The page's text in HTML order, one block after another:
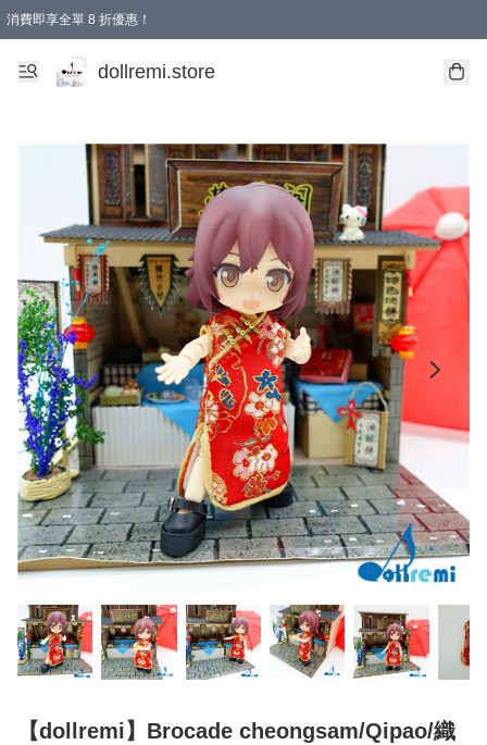
消費即享全單 8 折優惠！
購物滿 HKD 1500.00即享免運費優惠！（適用於 本地送貨、本地取貨、國際送貨 )
dollremi.store
【dollremi】Brocade cheongsam/Qipao/織